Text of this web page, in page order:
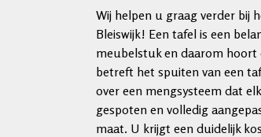
Wij helpen u graag verder bij
Bleiswijk! Een tafel is een
meubelstuk en daarom hoort
betreft het spuiten van een
over een mengsysteem dat
gespoten en volledig
maat. U krijgt een duidelijk